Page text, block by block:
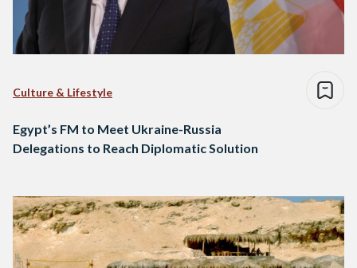
Culture & Lifestyle
Egypt’s FM to Meet Ukraine-Russia
Delegations to Reach Diplomatic Solution